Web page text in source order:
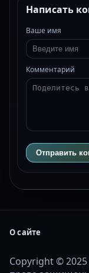
Написать
Ваше имя
Комментарий
Отправить
О сайте
Copyright ©